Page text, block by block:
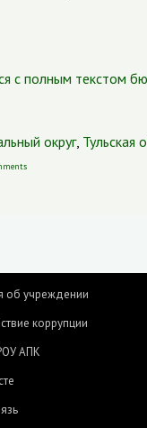
с полным текстом
округ, Тульская
об учреждении
коррупции
АПК